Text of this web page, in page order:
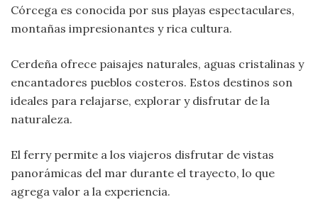
Córcega es conocida por sus playas espectaculares,
montañas impresionantes y rica cultura.
Cerdeña ofrece paisajes naturales, aguas cristalinas y
encantadores pueblos costeros. Estos destinos son
ideales para relajarse, explorar y disfrutar de la
naturaleza.
El ferry permite a los viajeros disfrutar de vistas
panorámicas del mar durante el trayecto, lo que
agrega valor a la experiencia.